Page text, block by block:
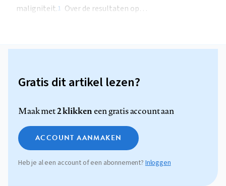
maligniteit.1 Over de resultaten op…
Gratis dit artikel lezen?
Maak met2 klikkeneen gratis account aan
ACCOUNT AANMAKEN
Heb je al een account of een abonnement? Inloggen